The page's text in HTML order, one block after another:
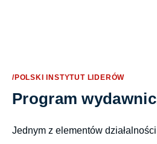
/POLSKI INSTYTUT LIDERÓW
Program
Jednym z elementów